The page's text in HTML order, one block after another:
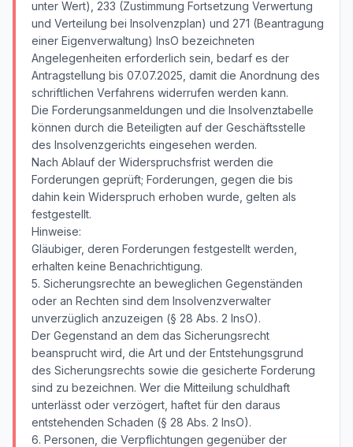
unter Wert), 233 (Zustimmung Fortsetzung Verwertung
und Verteilung bei Insolvenzplan) und 271 (Beantragung
einer Eigenverwaltung) InsO bezeichneten
Angelegenheiten erforderlich sein, bedarf es der
Antragstellung bis 07.07.2025, damit die Anordnung des
schriftlichen Verfahrens widerrufen werden kann.
Die Forderungsanmeldungen und die Insolvenztabelle
können durch die Beteiligten auf der Geschäftsstelle
des Insolvenzgerichts eingesehen werden.
Nach Ablauf der Widerspruchsfrist werden die
Forderungen geprüft; Forderungen, gegen die bis
dahin kein Widerspruch erhoben wurde, gelten als
festgestellt.
Hinweise:
Gläubiger, deren Forderungen festgestellt werden,
erhalten keine Benachrichtigung.
5. Sicherungsrechte an beweglichen Gegenständen
oder an Rechten sind dem Insolvenzverwalter
unverzüglich anzuzeigen (§ 28 Abs. 2 InsO).
Der Gegenstand an dem das Sicherungsrecht
beansprucht wird, die Art und der Entstehungsgrund
des Sicherungsrechts sowie die gesicherte Forderung
sind zu bezeichnen. Wer die Mitteilung schuldhaft
unterlässt oder verzögert, haftet für den daraus
entstehenden Schaden (§ 28 Abs. 2 InsO).
6. Personen, die Verpflichtungen gegenüber der